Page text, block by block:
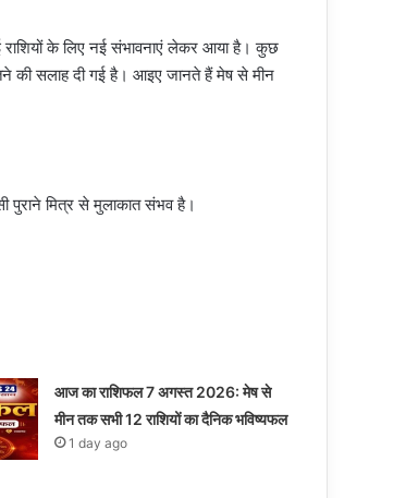
के लिए नई संभावनाएं लेकर आया है। कुछ
की सलाह दी गई है। आइए जानते हैं मेष से मीन
पुराने मित्र से मुलाकात संभव है।
आज का राशिफल 7 अगस्त 2026: मेष से
मीन तक सभी 12 राशियों का दैनिक भविष्यफल
1 day ago